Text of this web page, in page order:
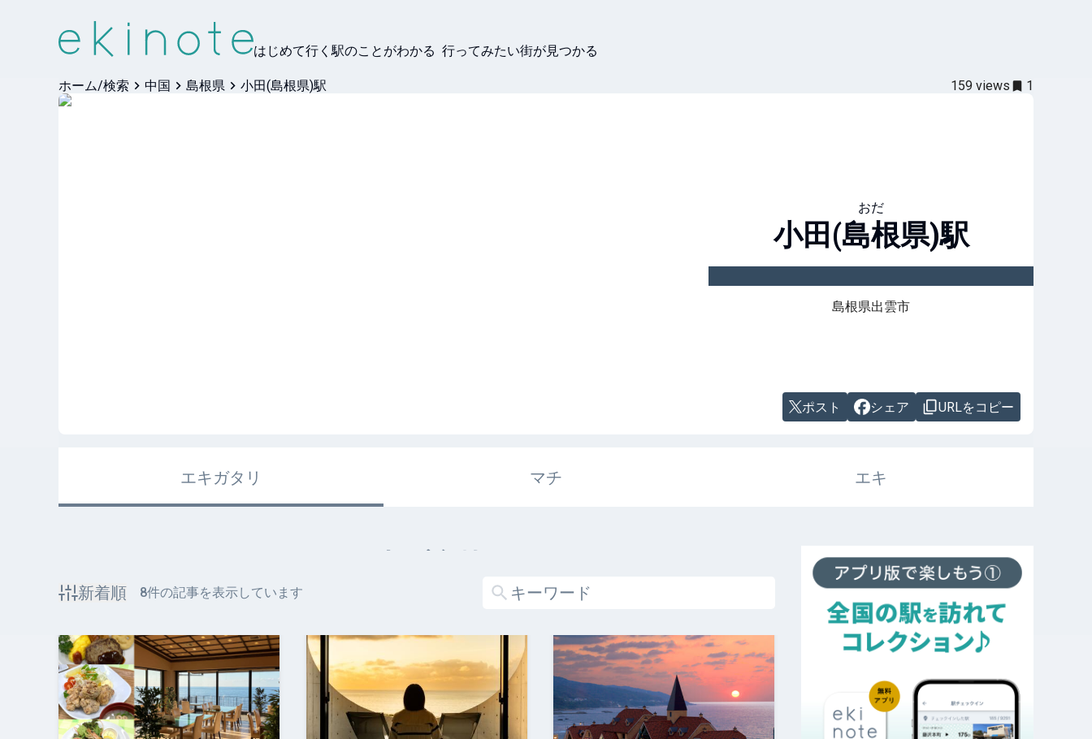
はじめて行く駅のことがわかる 行ってみたい街が見つかる
ホーム/検索 中国 島根県 小田(島根県)駅 159 views 1
おだ
小田(島根県)駅
島根県出雲市
ポスト シェア URLをコピー
エキガタリ マチ エキ
エキガタリ
新着順 8件の記事を表示しています